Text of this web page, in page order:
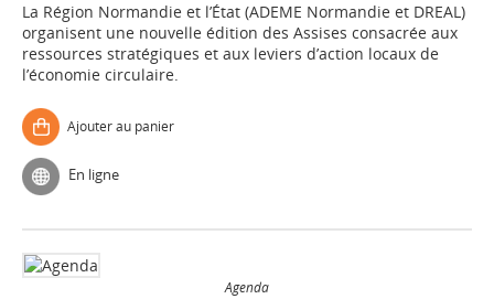
La Région Normandie et l’État (ADEME Normandie et DREAL)
organisent une nouvelle édition des Assises consacrée aux
ressources stratégiques et aux leviers d’action locaux de
l’économie circulaire.
Ajouter au panier
En ligne
Agenda